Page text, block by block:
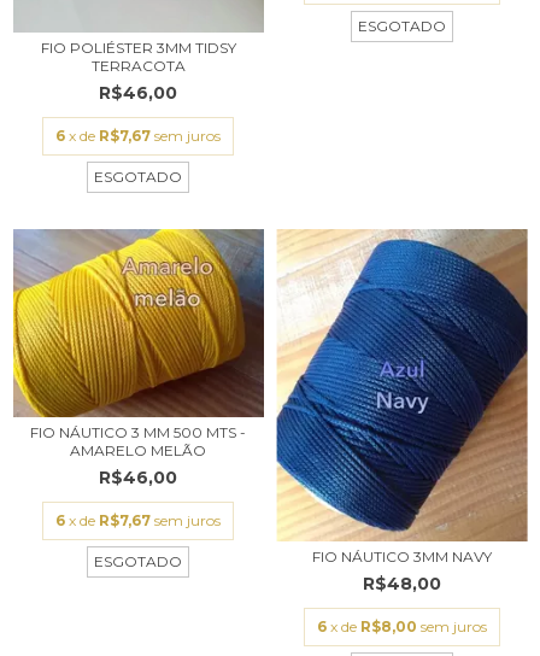
FIO POLIÉSTER 3MM TIDSY
TERRACOTA
R$46,00
6 x de R$7,67 sem juros
ESGOTADO
ESGOTADO
FIO NÁUTICO 3 MM 500 MTS -
AMARELO MELÃO
R$46,00
6 x de R$7,67 sem juros
ESGOTADO FIO NÁUTICO 3MM NAVY
R$48,00
6 x de R$8,00 sem juros